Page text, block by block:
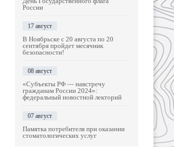
России
17 август
В Ноябрьске с 20 августа по 20
сентября пройдет месячник
безопасности!
08 август
«Субъекты РФ — навстречу
гражданам России 2024»:
федеральный новостной лекторий
07 август
Памятка потребителя при оказании
стоматологических услуг